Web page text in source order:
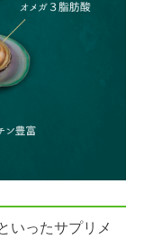
いったサプリメ